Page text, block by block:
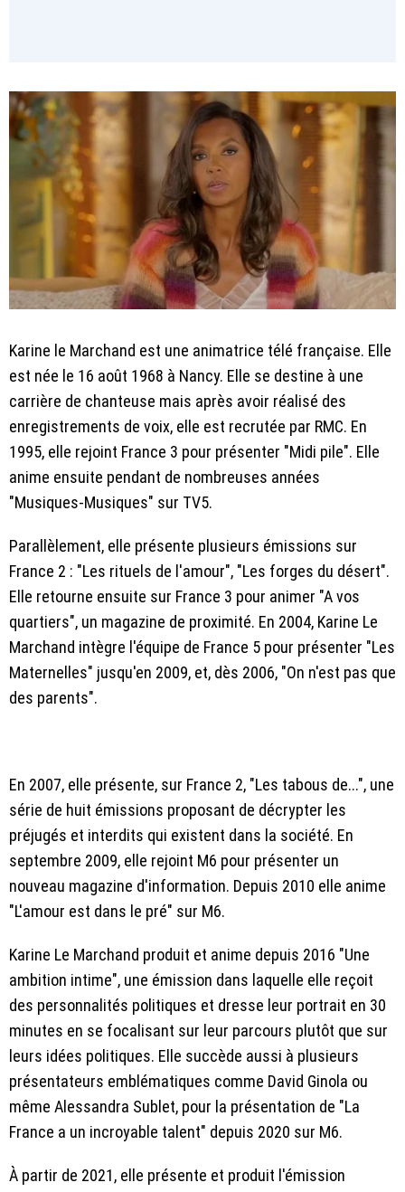
Karine le Marchand est une animatrice télé française. Elle
est née le 16 août 1968 à Nancy. Elle se destine à une
carrière de chanteuse mais après avoir réalisé des
enregistrements de voix, elle est recrutée par RMC. En
1995, elle rejoint France 3 pour présenter "Midi pile". Elle
anime ensuite pendant de nombreuses années
"Musiques-Musiques" sur TV5.
Parallèlement, elle présente plusieurs émissions sur
France 2 : "Les rituels de l'amour", "Les forges du désert".
Elle retourne ensuite sur France 3 pour animer "A vos
quartiers", un magazine de proximité. En 2004, Karine Le
Marchand intègre l'équipe de France 5 pour présenter "Les
Maternelles" jusqu'en 2009, et, dès 2006, "On n'est pas que
des parents".
En 2007, elle présente, sur France 2, "Les tabous de...", une
série de huit émissions proposant de décrypter les
préjugés et interdits qui existent dans la société. En
septembre 2009, elle rejoint M6 pour présenter un
nouveau magazine d'information. Depuis 2010 elle anime
"L'amour est dans le pré" sur M6.
Karine Le Marchand produit et anime depuis 2016 "Une
ambition intime", une émission dans laquelle elle reçoit
des personnalités politiques et dresse leur portrait en 30
minutes en se focalisant sur leur parcours plutôt que sur
leurs idées politiques. Elle succède aussi à plusieurs
présentateurs emblématiques comme David Ginola ou
même Alessandra Sublet, pour la présentation de "La
France a un incroyable talent" depuis 2020 sur M6.
À partir de 2021, elle présente et produit l'émission